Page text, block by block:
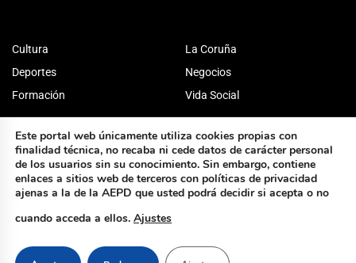
Cultura
Deportes
Formación
La Coruña
Negocios
Vida Social
Este portal web únicamente utiliza cookies propias con
finalidad técnica, no recaba ni cede datos de carácter personal
de los usuarios sin su conocimiento. Sin embargo, contiene
enlaces a sitios web de terceros con políticas de privacidad
ajenas a la de la AEPD que usted podrá decidir si acepta o no
cuando acceda a ellos. Ajustes